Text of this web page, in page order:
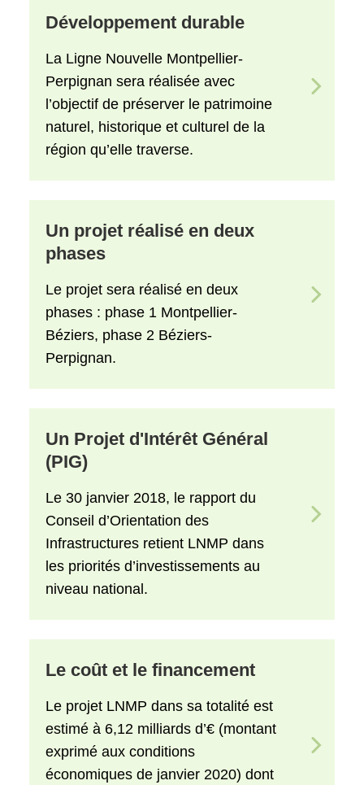
Développement durable
La Ligne Nouvelle Montpellier-
Perpignan sera réalisée avec
l’objectif de préserver le patrimoine
naturel, historique et culturel de la
région qu’elle traverse.
Un projet réalisé en deux
phases
Le projet sera réalisé en deux
phases : phase 1 Montpellier-
Béziers, phase 2 Béziers-
Perpignan.
Un Projet d'Intérêt Général
(PIG)
Le 30 janvier 2018, le rapport du
Conseil d’Orientation des
Infrastructures retient LNMP dans
les priorités d’investissements au
niveau national.
Le coût et le financement
Le projet LNMP dans sa totalité est
estimé à 6,12 milliards d’€ (montant
exprimé aux conditions
économiques de janvier 2020) dont